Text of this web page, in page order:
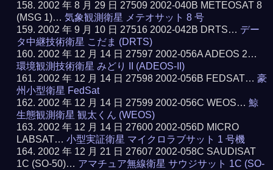
2002 年 8 月 29 日 27509 2002-040B METEOSAT 8
(MSG 1)…気象観測衛星 メテオサット 8 号
2002 年 9 月 10 日 27516 2002-042B DRTS… デー
タ中継技術衛星 こだま (DRTS)
2002 年 12 月 14 日 27597 2002-056A ADEOS 2…
環境観測技術衛星 みどり II (ADEOS-II)
2002 年 12 月 14 日 27598 2002-056B FEDSAT…豪
州小型衛星 FedSat
2002 年 12 月 14 日 27599 2002-056C WEOS…鯨
生態観測衛星 観太くん (WEOS)
2002 年 12 月 14 日 27600 2002-056D MICRO
LABSAT…小型実証衛星 マイクロラブサット 1 号機
2002 年 12 月 21 日 27607 2002-058C SAUDISAT
1C (SO-50)… アマチュア無線衛星 サウジサット 1C (SO-